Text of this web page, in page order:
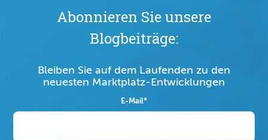
Abonnieren Sie unsere
Blogbeiträge:
Bleiben Sie auf dem Laufenden zu den
neuesten Marktplatz-Entwicklungen
E-Mail*